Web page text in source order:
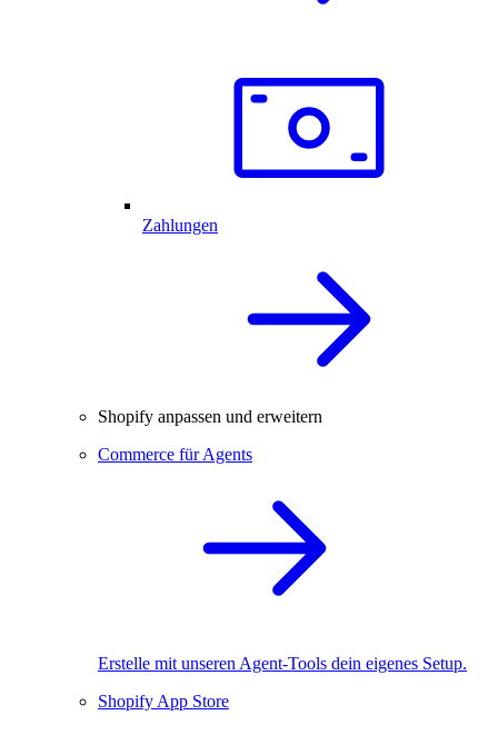
Zahlungen
Shopify anpassen und erweitern
Commerce für Agents
Erstelle mit unseren Agent-Tools dein eigenes Setup.
Shopify App Store